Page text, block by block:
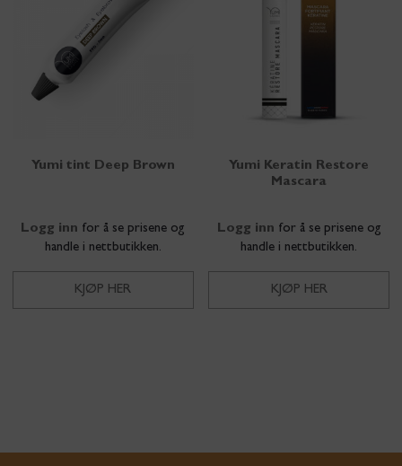
Yumi tint Deep Brown
Logg inn for å se prisene og
handle i nettbutikken.
KJØP HER
Yumi Keratin Restore
Mascara
Logg inn for å se prisene og
handle i nettbutikken.
KJØP HER